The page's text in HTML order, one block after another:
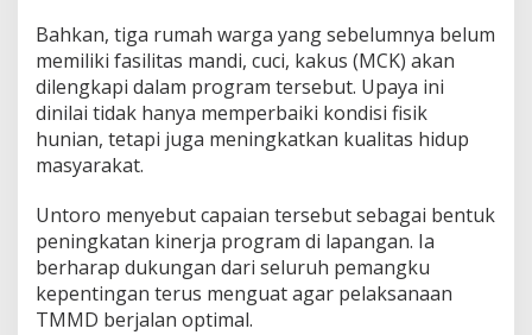
Bahkan, tiga rumah warga yang sebelumnya belum
memiliki fasilitas mandi, cuci, kakus (MCK) akan
dilengkapi dalam program tersebut. Upaya ini
dinilai tidak hanya memperbaiki kondisi fisik
hunian, tetapi juga meningkatkan kualitas hidup
masyarakat.
Untoro menyebut capaian tersebut sebagai bentuk
peningkatan kinerja program di lapangan. Ia
berharap dukungan dari seluruh pemangku
kepentingan terus menguat agar pelaksanaan
TMMD berjalan optimal.